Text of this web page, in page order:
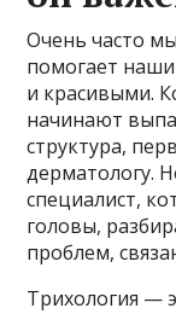
Очень часто
помогает
и красивыми.
начинают
структура,
дерматологу.
специалист,
головы,
проблем,
Трихология —